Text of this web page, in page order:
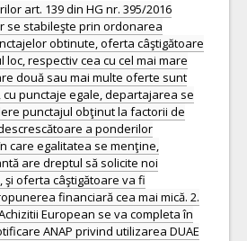
art. 139 din HG nr. 395/2016
se stabileşte prin ordonarea
obtinute, oferta câştigătoare
respectiv cea cu cel mai mare
două sau mai multe oferte sunt
punctaje egale, departajarea se
punctajul obţinut la factorii de
a ponderilor
care egalitatea se menţine,
are dreptul să solicite noi
oferta câştigătoare va fi
financiară cea mai mică. 2.
European se va completa în
ANAP privind utilizarea DUAE